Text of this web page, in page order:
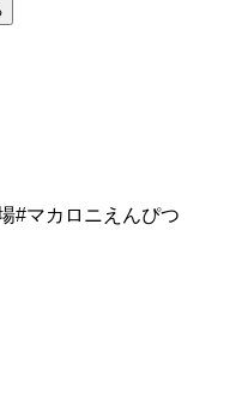
#マカロニえんぴつ